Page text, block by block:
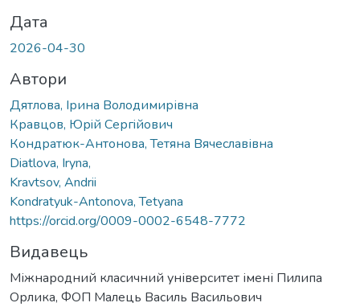
Дата
2026-04-30
Автори
Дятлова, Ірина Володимирівна
Кравцов, Юрiй Cергiйович
Кондратюк-Антонова, Тетяна Вячеславівна
Diatlova, Iryna,
Kravtsov, Andrii
Kondratyuk-Antonova, Tetyana
https://orcid.org/0009-0002-6548-7772
Видавець
Міжнародний класичний університет імені Пилипа
Орлика, ФОП Малець Василь Васильович